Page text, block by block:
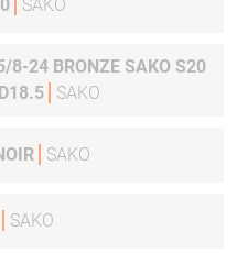
S20 SAKO
8-24 BRONZE SAKO S20
TIKKA T3X ACE GAME D18.5
SAKO
SAKO
SAKO